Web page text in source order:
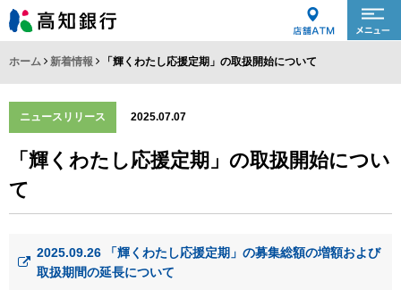
ホーム 新着情報 「輝くわたし応援定期」の取扱開始について
ニュースリリース 2025.07.07
「輝くわたし応援定期」の取扱開始につい
て
2025.09.26 「輝くわたし応援定期」の募集総額の増額および
取扱期間の延長について